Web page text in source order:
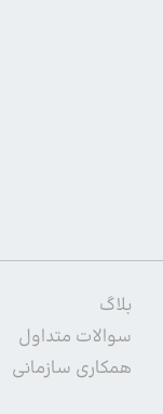
بلاگ
سوالات متداول
همکاری سازمانی